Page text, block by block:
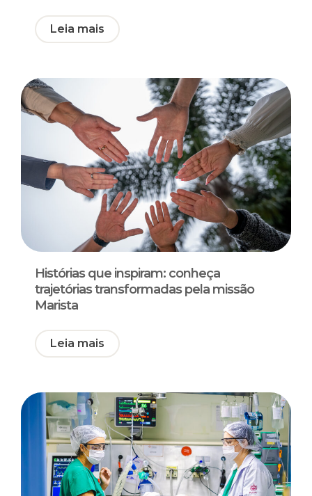
Leia mais
Histórias que inspiram: conheça
trajetórias transformadas pela missão
Marista
Leia mais